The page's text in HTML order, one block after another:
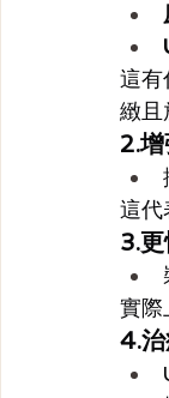
這有
緻且
2.
這代
3.
實際
4.